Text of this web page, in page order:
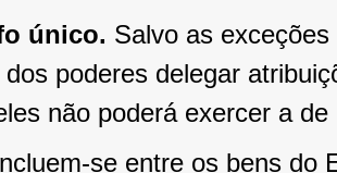
único. Salvo as
dos poderes delegar
não poderá exercer a de
se entre os bens do